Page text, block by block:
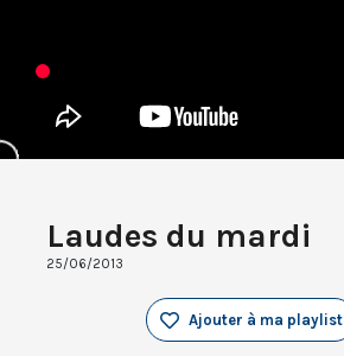
Laudes du mardi
25/06/2013
Ajouter à ma playlist